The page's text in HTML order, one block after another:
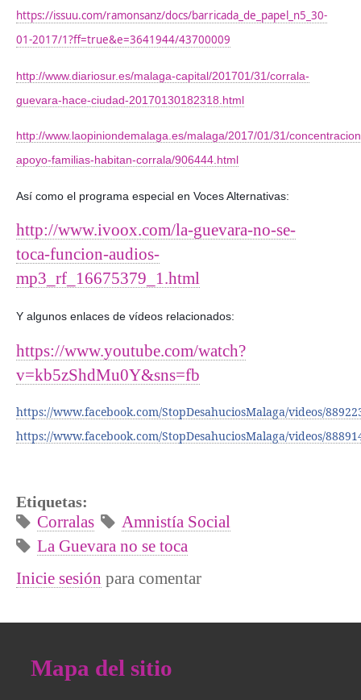
https://issuu.com/ramonsanz/docs/barricada_de_papel_n5_30-
01-2017/1?ff=true&e=3641944/43700009
http://www.diariosur.es/malaga-capital/201701/31/corrala-
guevara-hace-ciudad-20170130182318.html
http://www.laopiniondemalaga.es/malaga/2017/01/31/
apoyo-familias-habitan-corrala/906444.html
Así como el programa especial en Voces Alternativas:
http://www.ivoox.com/la-guevara-no-se-
toca-funcion-audios-
mp3_rf_16675379_1.html
Y algunos enlaces de vídeos relacionados:
https://www.youtube.com/watch?
v=kb5zShdMu0Y&sns=fb
https://www.facebook.com/StopDesahuciosMalaga/videos/
https://www.facebook.com/StopDesahuciosMalaga/videos/
Etiquetas:
Corralas
Amnistía Social
La Guevara no se toca
Inicie sesión para comentar
Mapa del sitio